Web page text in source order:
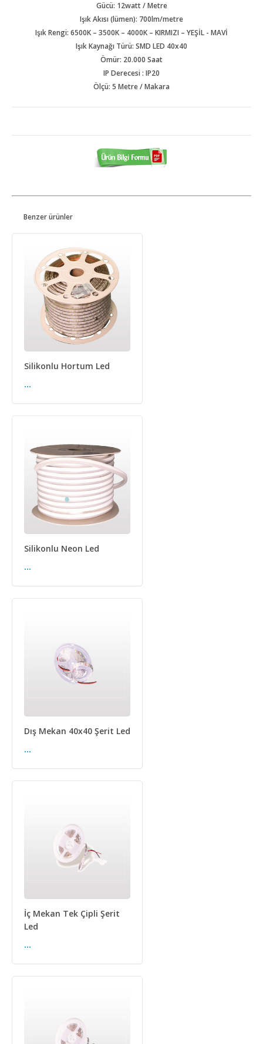
Gücü: 12watt / Metre
Işık Akısı (lümen): 700lm/metre
Işık Rengi: 6500K – 3500K – 4000K – KIRMIZI – YEŞİL - MAVİ
Işık Kaynağı Türü: SMD LED 40x40
Ömür: 20.000 Saat
IP Derecesi : IP20
Ölçü: 5 Metre / Makara
Benzer ürünler
Silikonlu Hortum Led
...
Silikonlu Neon Led
...
Dış Mekan 40x40 Şerit Led
...
İç Mekan Tek Çipli Şerit
Led
...